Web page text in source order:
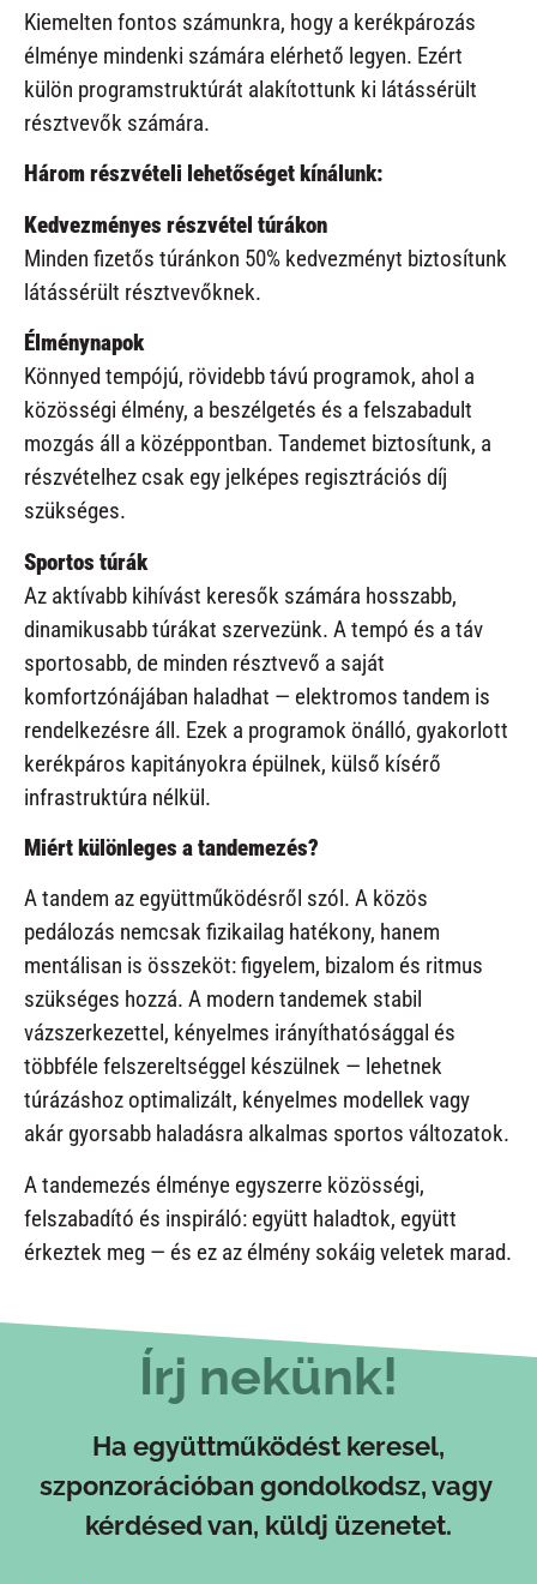
Kiemelten fontos számunkra, hogy a kerékpározás
élménye mindenki számára elérhető legyen. Ezért
külön programstruktúrát alakítottunk ki látássérült
résztvevők számára.
Három részvételi lehetőséget kínálunk:
Kedvezményes részvétel túrákon
Minden fizetős túránkon 50% kedvezményt biztosítunk
látássérült résztvevőknek.
Élménynapok
Könnyed tempójú, rövidebb távú programok, ahol a
közösségi élmény, a beszélgetés és a felszabadult
mozgás áll a középpontban. Tandemet biztosítunk, a
részvételhez csak egy jelképes regisztrációs díj
szükséges.
Sportos túrák
Az aktívabb kihívást keresők számára hosszabb,
dinamikusabb túrákat szervezünk. A tempó és a táv
sportosabb, de minden résztvevő a saját
komfortzónájában haladhat — elektromos tandem is
rendelkezésre áll. Ezek a programok önálló, gyakorlott
kerékpáros kapitányokra épülnek, külső kísérő
infrastruktúra nélkül.
Miért különleges a tandemezés?
A tandem az együttműködésről szól. A közös
pedálozás nemcsak fizikailag hatékony, hanem
mentálisan is összeköt: figyelem, bizalom és ritmus
szükséges hozzá. A modern tandemek stabil
vázszerkezettel, kényelmes irányíthatósággal és
többféle felszereltséggel készülnek — lehetnek
túrázáshoz optimalizált, kényelmes modellek vagy
akár gyorsabb haladásra alkalmas sportos változatok.
A tandemezés élménye egyszerre közösségi,
felszabadító és inspiráló: együtt haladtok, együtt
érkeztek meg — és ez az élmény sokáig veletek marad.
Írj nekünk!
Ha együttműködést keresel,
szponzorációban gondolkodsz, vagy
kérdésed van, küldj üzenetet.